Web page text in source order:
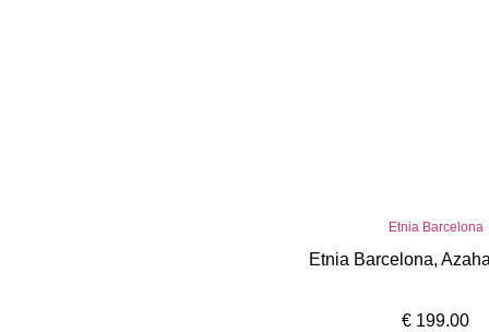
Etnia Barcelona
Etnia Barcelona,
€ 199.00